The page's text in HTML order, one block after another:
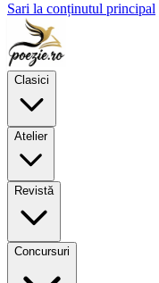
Sari la conținutul principal
Clasici
Atelier
Revistă
Concursuri